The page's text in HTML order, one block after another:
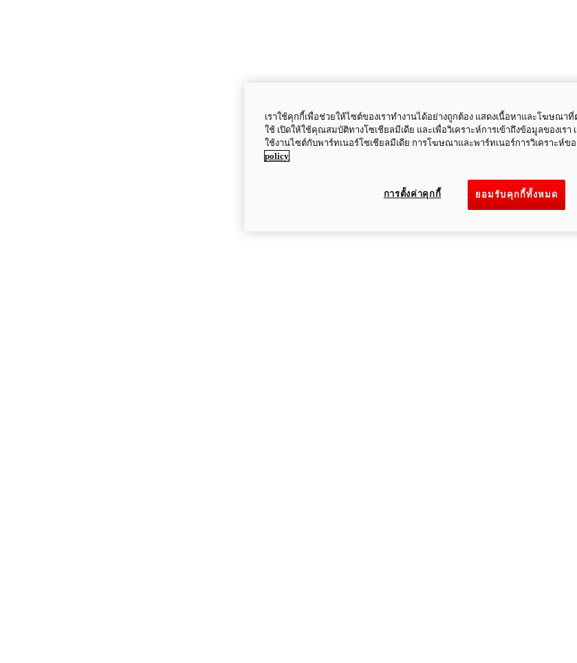
เราใช้คุกกี้เพื่อช่วยให้ไซต์ของเราทำงานได้อย่างถูกต้อง แสดงเนื้อหาและโฆษณา
ใช้ เปิดให้ใช้คุณสมบัติทางโซเชียลมีเดีย และเพื่อวิเคราะห์การเข้าถึงข้อมูลของเรา
ใช้งานไซต์กับพาร์ทเนอร์โซเชียลมีเดีย การโฆษณาและพาร์ทเนอร์การวิเคราะห์ขอ
policy
ยอมรับคุกกี้ทั้งหมด
การตั้งค่าคุกกี้